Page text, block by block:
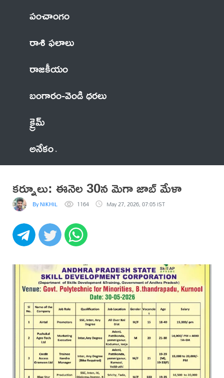
పంచాంగం
రాశి ఫలాలు
రాజకీయం
బంగారం-వెండి ధరలు
క్రైమ్
అనేకం
కర్నూలు: ఈనెల 30న మెగా జాబ్ మేళా
By NIKHIL 1164 May 27, 2026, 07:05 IST